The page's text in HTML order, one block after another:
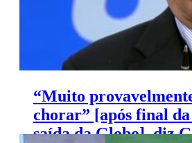
“Muito
chorar” [após final da
saída da Globo], diz